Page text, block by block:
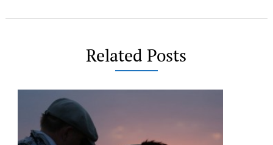
Related Posts